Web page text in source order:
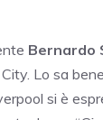
Bernardo
Lo sa
si è